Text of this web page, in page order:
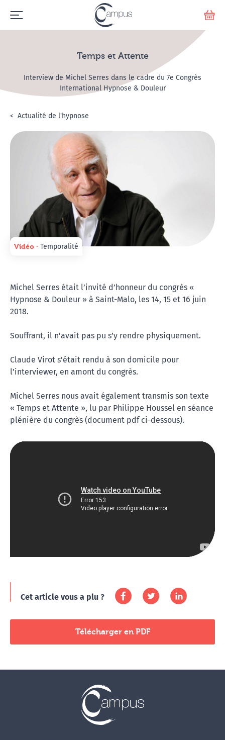
Temps et Attente
Interview de Michel Serres dans le cadre du 7e Congrès
International Hypnose & Douleur
Accueil
L'hypnose
Actualité de l'hypnose
Vidéo ∙ Temporalité
Michel Serres était l’invité d’honneur du congrès «
Hypnose & Douleur » à Saint-Malo, les 14, 15 et 16 juin
2018.
Souffrant, il n’avait pas pu s’y rendre physiquement.
Claude Virot s’était rendu à son domicile pour
l’interviewer, en amont du congrès.
Michel Serres nous avait également transmis son texte
« Temps et Attente », lu par Philippe Houssel en séance
plénière du congrès (document pdf ci-dessous).
Cet article vous a plu ?
Télécharger en PDF